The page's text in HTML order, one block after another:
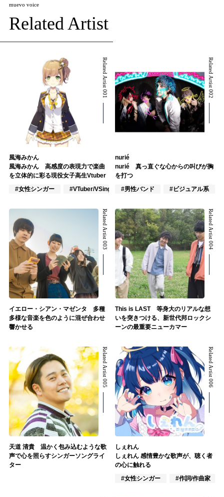
muevo voice
Related Artist
Related Artist 001
風海みかん
風海みかん 高感度の表現力で楽曲
を立体的に彩る現役女子高生Vtuber
#女性シンガー
#VTuber/VSinger #ポップス
Related Artist 002
nurié
nurié 真っ直ぐな心からの叫びが胸
を打つ
#男性バンド
#ビジュアル系
Related Artist 003
イエロー・シアン・マゼンタ 多種
多様な音楽を色のように混ぜ合わせ
響かせる
Related Artist 004
This is LAST 等身大のリアルな想
いを突きつける、新世代邦ロックシ
ーンの最重要ニューカマー
Related Artist 005
天道 清貴 温かく包み込むような歌
声で心を照らすシンガーソングライ
ター
Related Artist 006
しぇれん
しぇれん 感情豊かな歌声が、聴く者
の心に触れる
#女性シンガー
#作詞/作曲家